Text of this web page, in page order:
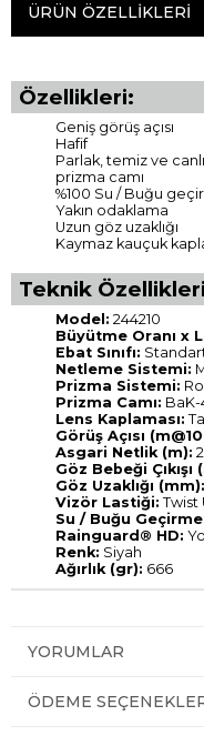
ÜRÜN ÖZELLIKLERI
Özellikleri:
Geniş görüş açısı
Hafif
Parlak, temiz ve
prizma camı
%100 Su / Buğu
Yakın odaklama
Uzun göz uzaklığı
Kaymaz kauçuk
Teknik
Model: 244210
Büyütme Oranı x
Ebat Sınıfı:
Netleme Sistemi:
Prizma Sistemi:
Prizma Camı: BaK-
Lens Kaplaması:
Görüş Açısı
Asgari Netlik (m): 2
Göz Bebeği Çıkışı
Göz Uzaklığı (mm):
Vizör Lastiği: Twist
Su / Buğu
Rainguard® HD:
Renk: Siyah
Ağırlık (gr): 666
YORUMLAR
ÖDEME